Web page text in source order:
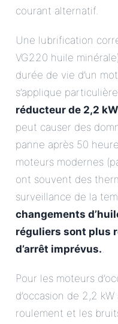
courant alternatif.
Une lubrification
VG220 huile
durée de vie d’un
s’applique
réducteur de 2,2 kW
peut causer des
panne après 50
moteurs modernes
ont souvent des
surveillance de la
changements
réguliers sont plus
d’arrêt imprévus..
Pour les moteurs
d’occasion de 2,2
roulement et les